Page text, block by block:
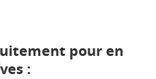
pour en
: